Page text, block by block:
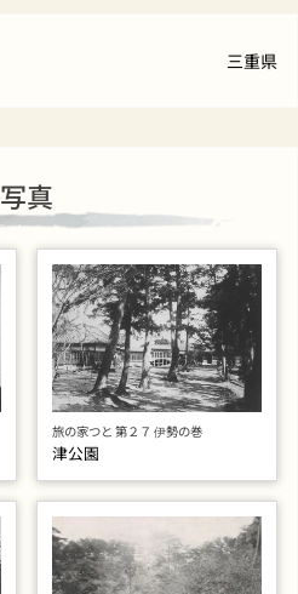
三重県
写真
旅の家つと 第２７ 伊勢の巻
津公園